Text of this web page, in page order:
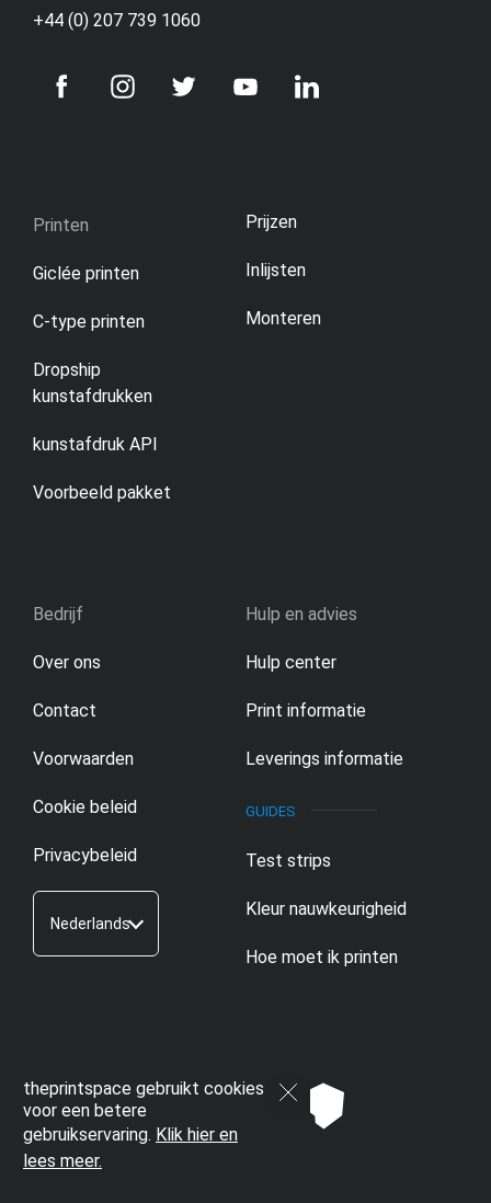
+44 (0) 207 739 1060
Printen
Giclée printen
C-type printen
Dropship
kunstafdrukken
kunstafdruk API
Voorbeeld pakket
Prijzen
Inlijsten
Monteren
Hulp en advies
Hulp center
Print informatie
Leverings informatie
Test strips
Kleur nauwkeurigheid
Hoe moet ik printen
Bedrijf
Over ons
Contact
Voorwaarden
Cookie beleid
Privacybeleid
Nederlands
theprintspace gebruikt cookies
voor een betere
gebruikservaring. Klik hier en
lees meer.